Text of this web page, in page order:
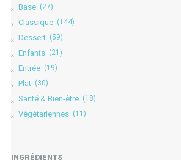
Base (27)
Classique (144)
Dessert (59)
Enfants (21)
Entrée (19)
Plat (30)
Santé & Bien-être (18)
Végétariennes (11)
INGRÉDIENTS